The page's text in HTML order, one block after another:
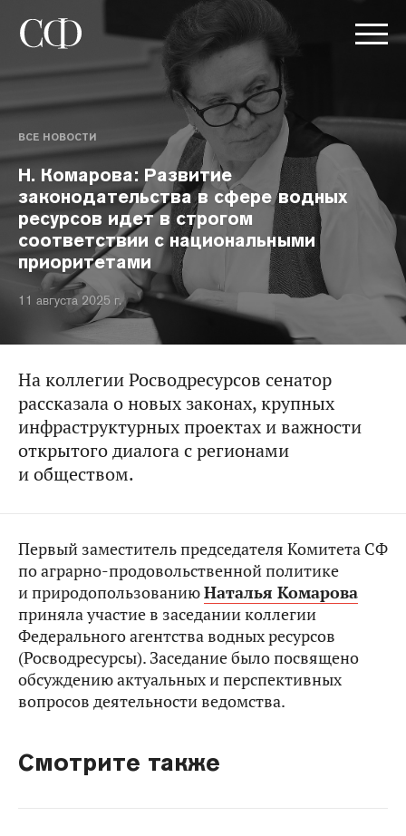
ВСЕ НОВОСТИ
Н. Комарова: Развитие
законодательства в сфере водных
ресурсов идет в строгом
соответствии с национальными
приоритетами
11 августа 2025 г.
На коллегии Росводресурсов сенатор
рассказала о новых законах, крупных
инфраструктурных проектах и важности
открытого диалога с регионами
и обществом.
Первый заместитель председателя Комитета СФ
по аграрно-продовольственной политике
и природопользованиюНаталья Комарова
приняла участие в заседании коллегии
Федерального агентства водных ресурсов
(Росводресурсы). Заседание было посвящено
обсуждению актуальных и перспективных
вопросов деятельности ведомства.
Смотрите также